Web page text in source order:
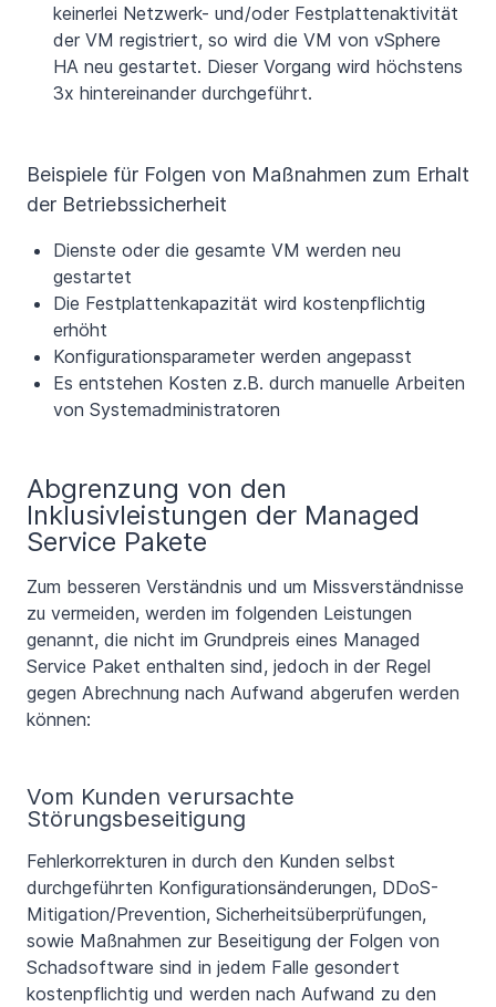
keinerlei Netzwerk- und/oder Festplattenaktivität
der VM registriert, so wird die VM von vSphere
HA neu gestartet. Dieser Vorgang wird höchstens
3x hintereinander durchgeführt.
Beispiele für Folgen von Maßnahmen zum Erhalt
der Betriebssicherheit
Dienste oder die gesamte VM werden neu
gestartet
Die Festplattenkapazität wird kostenpflichtig
erhöht
Konfigurationsparameter werden angepasst
Es entstehen Kosten z.B. durch manuelle Arbeiten
von Systemadministratoren
Abgrenzung von den
Inklusivleistungen der Managed
Service Pakete
Zum besseren Verständnis und um Missverständnisse
zu vermeiden, werden im folgenden Leistungen
genannt, die nicht im Grundpreis eines Managed
Service Paket enthalten sind, jedoch in der Regel
gegen Abrechnung nach Aufwand abgerufen werden
können:
Vom Kunden verursachte
Störungsbeseitigung
Fehlerkorrekturen in durch den Kunden selbst
durchgeführten Konfigurationsänderungen, DDoS-
Mitigation/Prevention, Sicherheitsüberprüfungen,
sowie Maßnahmen zur Beseitigung der Folgen von
Schadsoftware sind in jedem Falle gesondert
kostenpflichtig und werden nach Aufwand zu den